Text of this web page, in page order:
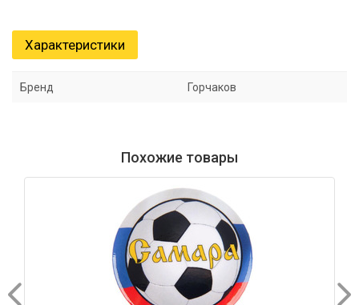
Характеристики
Бренд Горчаков
Похожие товары